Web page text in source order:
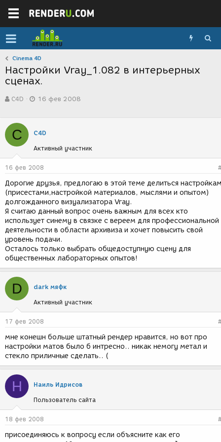
Cinema 4D
Настройки Vray_1.082 в интерьерных
сценах.
в
т
е
ы
C4D
а
о
з
а
и
я
16 фев 2008
C C4D
Активный участник
16 фев 2008
Дорогие друзья, предлогаю в этой теме делиться
(присестами,настройкой материалов, мыслями и опытом)
долгожданного визуализатора Vray.
Я считаю данный вопрос очень важным для всех кто
использует синему в связке с вереем для профессиональной
деятельности в области архивиза и хочет повысить свой
уровень подачи.
Осталось только выбрать общедоступную сцену для
общественных лабораторных опытов!
D dark мяфк
Активный участник
17 фев 2008
мне конешн больше штатный рендер нравится, но вот про
настройки матов было б интресно.. никак немогу метал и
стекло приличные сделать.. (
Н Наиль Идрисов
Пользователь сайта
18 фев 2008
присоединяюсь к вопросу если объясните как его